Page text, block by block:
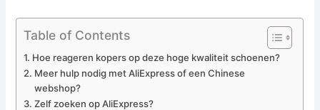
Table of Contents
Hoe reageren kopers op deze hoge kwaliteit schoenen?
Meer hulp nodig met AliExpress of een Chinese
webshop?
Zelf zoeken op AliExpress?